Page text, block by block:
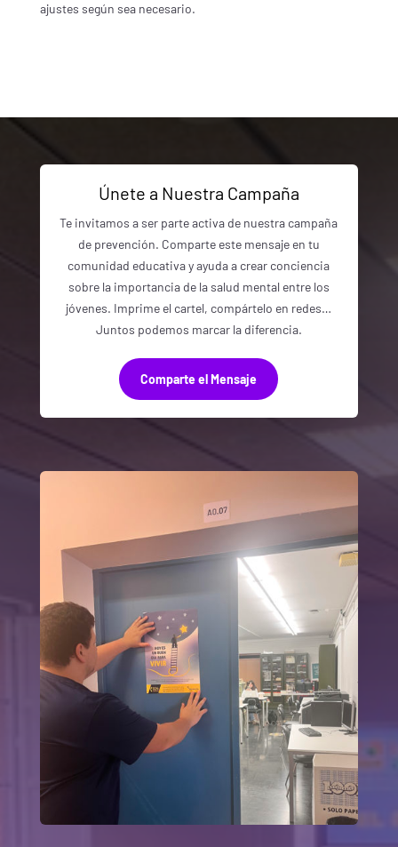
ajustes según sea necesario.
Únete a Nuestra Campaña
Te invitamos a ser parte activa de nuestra campaña
de prevención. Comparte este mensaje en tu
comunidad educativa y ayuda a crear conciencia
sobre la importancia de la salud mental entre los
jóvenes. Imprime el cartel, compártelo en redes…
Juntos podemos marcar la diferencia.
Comparte el Mensaje